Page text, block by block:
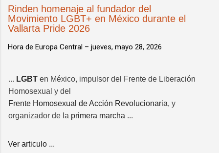
Rinden homenaje al fundador del
Movimiento LGBT+ en México durante el
Vallarta Pride 2026
Hora de Europa Central – jueves, mayo 28, 2026
... LGBT en México, impulsor del Frente de Liberación
Homosexual y del
Frente Homosexual de Acción Revolucionaria, y
organizador de la primera marcha ...
Ver articulo ...